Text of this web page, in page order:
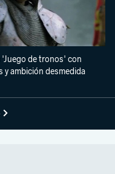
'Juego de tronos' con
y ambición desmedida